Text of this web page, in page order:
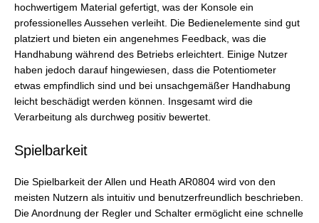
hochwertigem Material gefertigt, was der Konsole ein
professionelles Aussehen verleiht. Die Bedienelemente sind gut
platziert und bieten ein angenehmes Feedback, was die
Handhabung während des Betriebs erleichtert. Einige Nutzer
haben jedoch darauf hingewiesen, dass die Potentiometer
etwas empfindlich sind und bei unsachgemäßer Handhabung
leicht beschädigt werden können. Insgesamt wird die
Verarbeitung als durchweg positiv bewertet.
Spielbarkeit
Die Spielbarkeit der Allen und Heath AR0804 wird von den
meisten Nutzern als intuitiv und benutzerfreundlich beschrieben.
Die Anordnung der Regler und Schalter ermöglicht eine schnelle